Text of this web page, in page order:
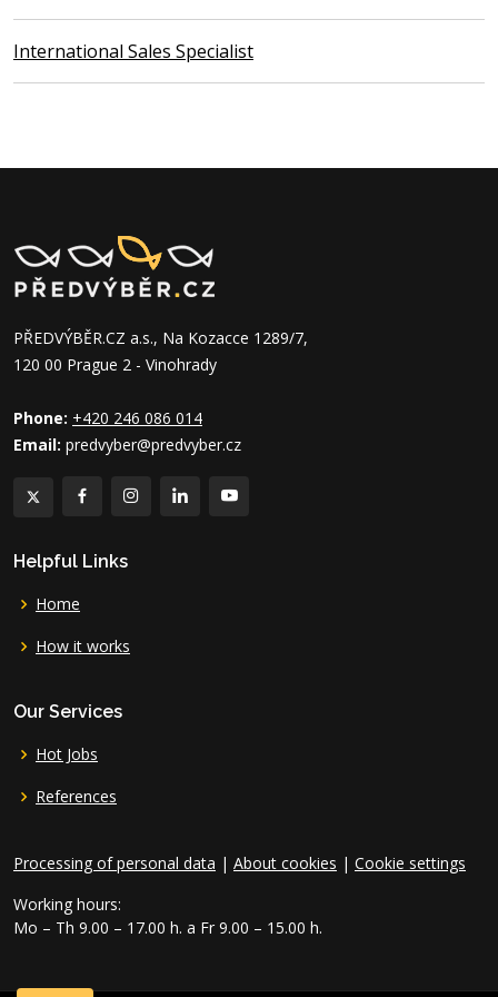
International Sales Specialist
PŘEDVÝBĚR.CZ a.s., Na Kozacce 1289/7,
120 00 Prague 2 - Vinohrady
Phone: +420 246 086 014
Email: predvyber@predvyber.cz
Helpful Links
Home
How it works
Our Services
Hot Jobs
References
Processing of personal data | About cookies | Cookie settings
Working hours:
Mo – Th 9.00 – 17.00 h. a Fr 9.00 – 15.00 h.